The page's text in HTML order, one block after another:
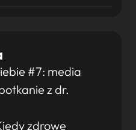
#7: media
z dr.
zdrowe